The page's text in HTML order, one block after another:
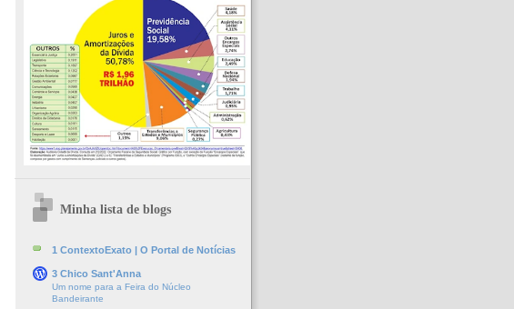
Minha lista de blogs
1 ContextoExato | O Portal de Notícias
3 Chico Sant'Anna
Um nome para a Feira do Núcleo
Bandeirante